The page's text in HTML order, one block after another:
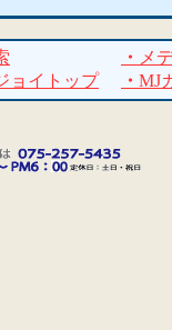
・ メ
ョイトップ ・ MJ